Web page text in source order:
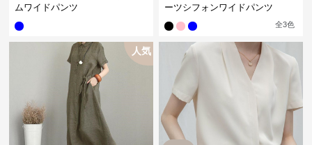
ムワイドパンツ
ーツシフォンワイドパンツ
全3色
人気